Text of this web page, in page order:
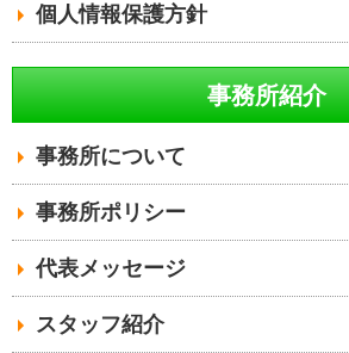
個人情報保護方針
事務所紹介
事務所について
事務所ポリシー
代表メッセージ
スタッフ紹介